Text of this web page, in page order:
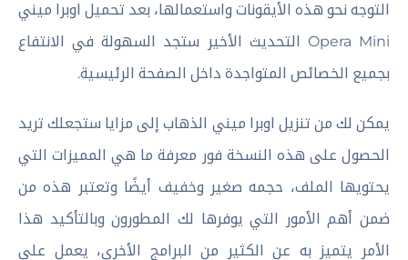
التوجه نحو هذه الأيقونات واستعمالها، بعد تحميل اوبرا ميني
Opera Mini التحديث الأخير ستجد السهولة في الانتفاع
بجميع الخصائص المتواجدة داخل الصفحة الرئيسية.
يمكن لك من تنزيل اوبرا ميني الذهاب إلى مزايا ستجعلك تريد
الحصول على هذه النسخة فور معرفة ما هي المميزات التي
يحتويها الملف، حجمه صغير وخفيف أيضًا وتعتبر هذه من
ضمن أهم الأمور التي يوفرها لك المطورون وبالتأكيد هذا
الأمر يتميز به عن الكثير من البرامج الأخرى، يعمل على